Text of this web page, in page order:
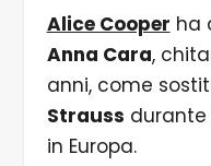
Alice Cooper ha
Anna Cara,
anni, come
Strauss durante
in Europa.